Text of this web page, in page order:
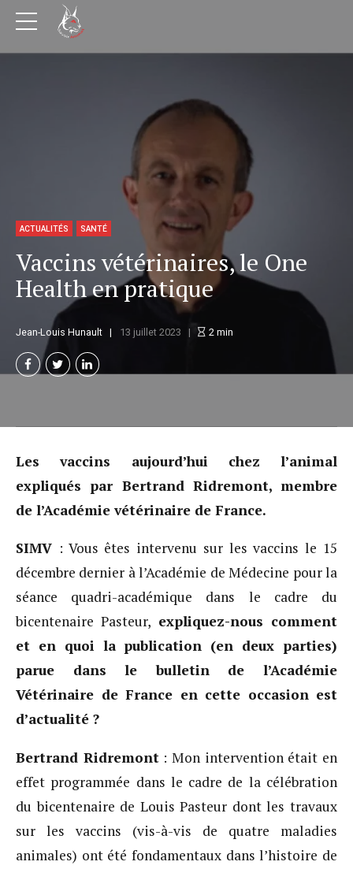
ACTUALITÉS SANTÉ
Vaccins vétérinaires, le One
Health en pratique
Jean-Louis Hunault 13 juillet 2023 2 min
Les vaccins aujourd’hui chez l’animal
expliqués par Bertrand Ridremont, membre
de l’Académie vétérinaire de France.
SIMV : Vous êtes intervenu sur les vaccins le 15
décembre dernier à l’Académie de Médecine pour la
séance quadri-académique dans le cadre du
bicentenaire Pasteur, expliquez-nous comment
et en quoi la publication (en deux parties)
parue dans le bulletin de l’Académie
Vétérinaire de France en cette occasion est
d’actualité ?
Bertrand Ridremont: Mon intervention était en
effet programmée dans le cadre de la célébration
du bicentenaire de Louis Pasteur dont les travaux
sur les vaccins (vis-à-vis de quatre maladies
animales) ont été fondamentaux dans l’histoire de